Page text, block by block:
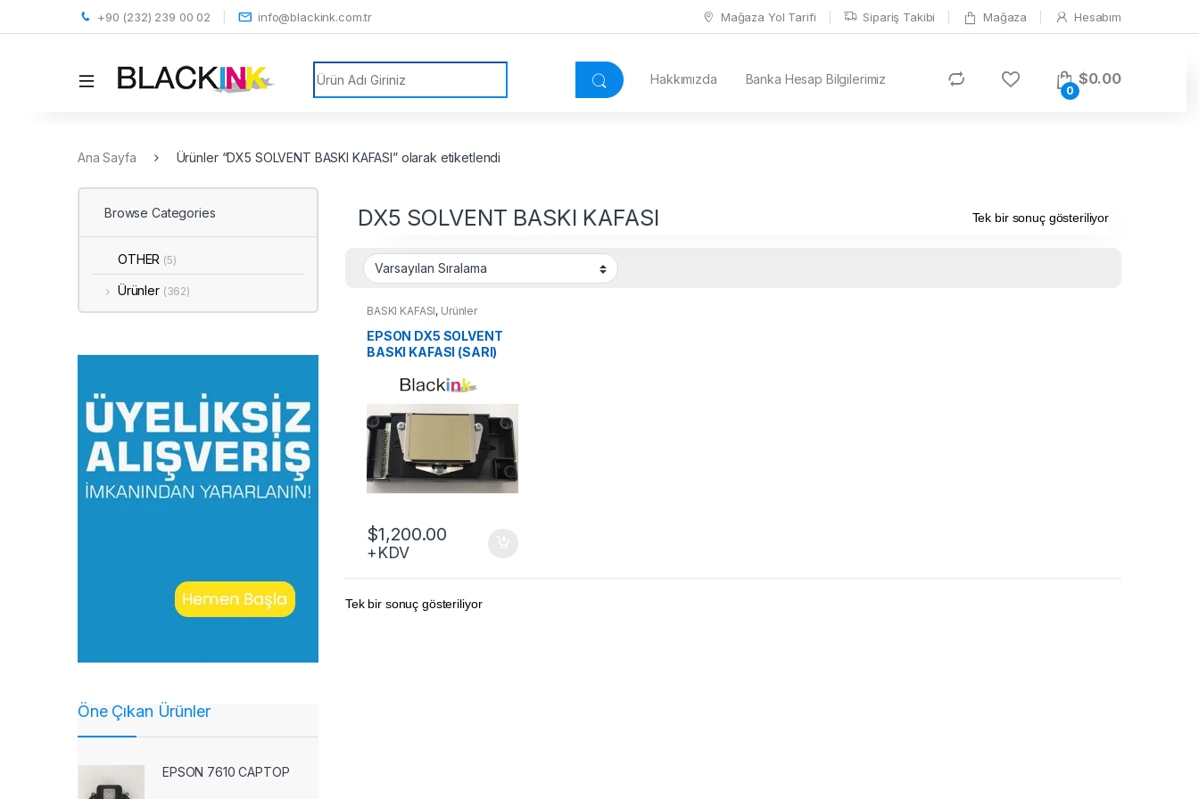
+90 (232) 239 00 02 info@blackink.com.tr Mağaza Yol Tarifi Sipariş Takibi Mağaza Hesabım
Search for:
Hakkımızda Banka Hesap Bilgilerimiz
0
$0.00
Ana Sayfa Ürünler “DX5 SOLVENT BASKI KAFASI” olarak etiketlendi
DX5 SOLVENT BASKI KAFASI Tek bir sonuç gösteriliyor
BASKI KAFASI, Ürünler
EPSON DX5 SOLVENT
BASKI KAFASI (SARI)
$1,200.00
+KDV
Tek bir sonuç gösteriliyor
Browse Categories
OTHER (5)
Ürünler (362)
Öne Çıkan Ürünler
EPSON 7610 CAPTOP